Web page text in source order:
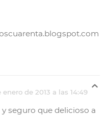
enero de 2013 a las 14:49
seguro que delicioso a